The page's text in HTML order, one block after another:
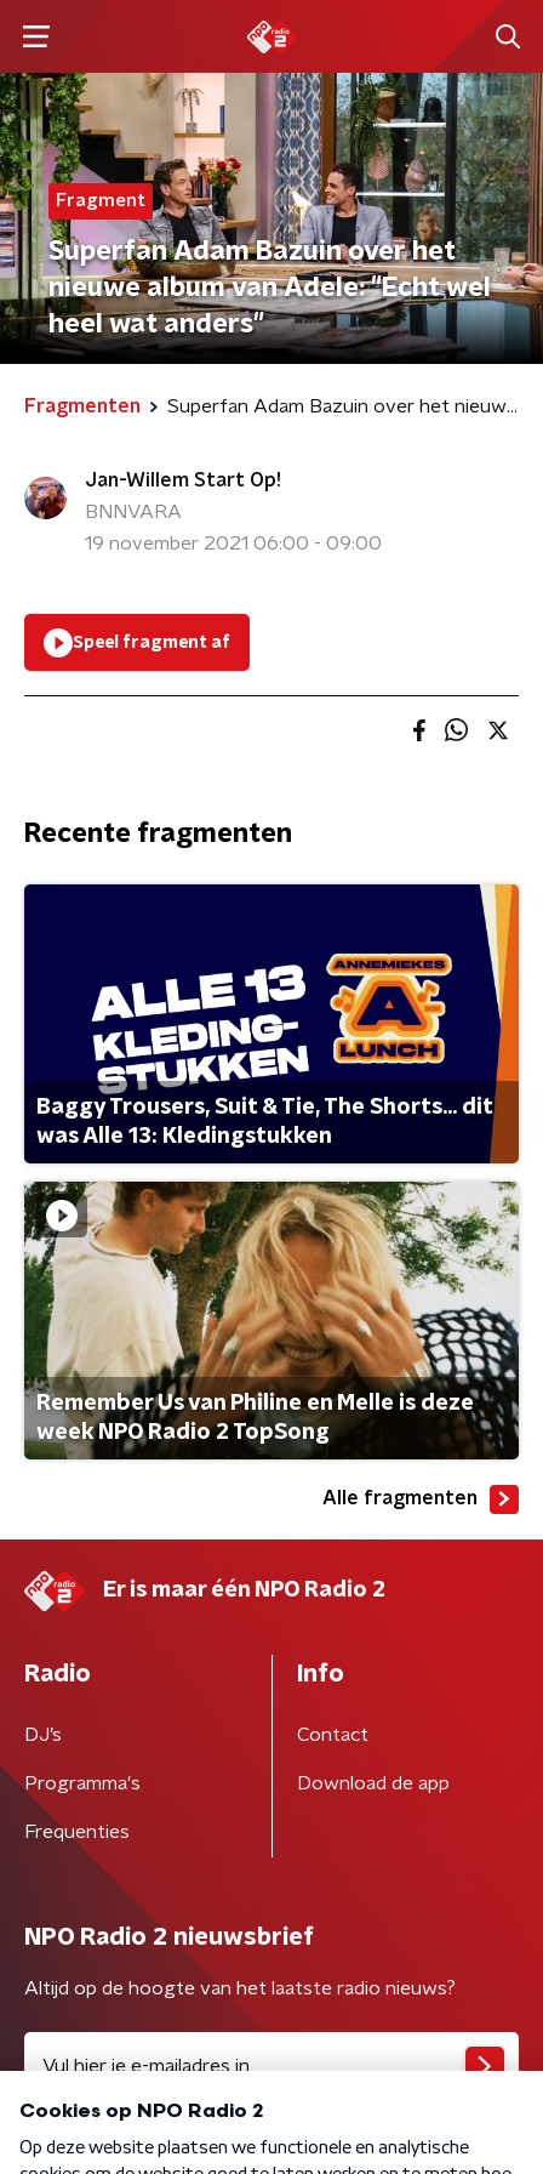
Fragment
Superfan Adam Bazuin over het
nieuwe album van Adele: "Echt wel
heel wat anders"
Fragmenten Superfan Adam Bazuin over het nieuwe album van Adele: "Echt wel heel wat anders"
Jan-Willem Start Op!
BNNVARA
19 november 2021 06:00 - 09:00
Speel fragment af
Recente fragmenten
Baggy Trousers, Suit & Tie, The Shorts... dit
was Alle 13: Kledingstukken
Remember Us van Philine en Melle is deze
week NPO Radio 2 TopSong
Alle fragmenten
Er is maar één NPO Radio 2
Radio
DJ’s
Programma's
Frequenties
Info
Contact
Download de app
NPO Radio 2 nieuwsbrief
Altijd op de hoogte van het laatste radio nieuws?